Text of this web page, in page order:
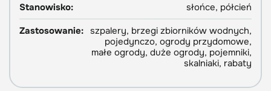
Stanowisko:
słońce, półcień
Zastosowanie: szpalery, brzegi zbiorników wodnych,
pojedynczo, ogrody przydomowe,
małe ogrody, duże ogrody, pojemniki,
skalniaki, rabaty